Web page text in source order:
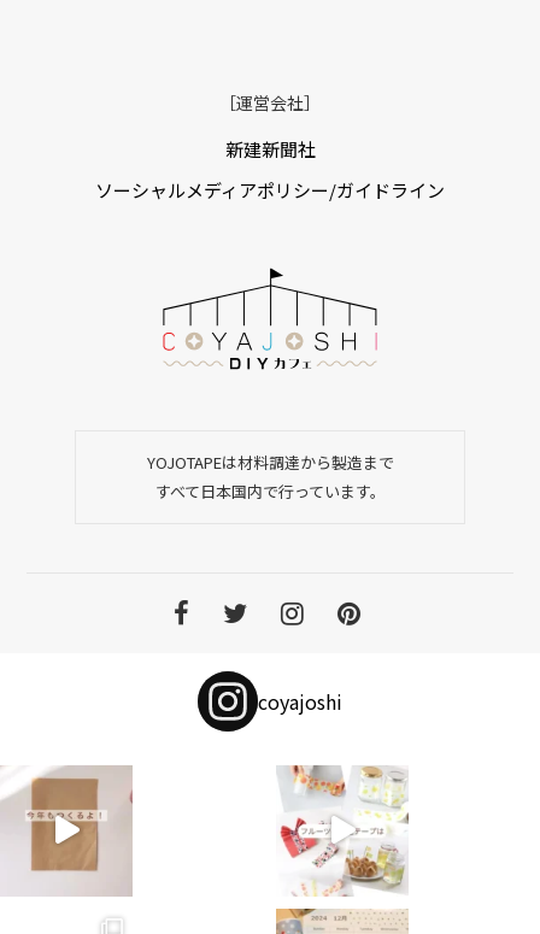
［運営会社］
新建新聞社
ソーシャルメディアポリシー/ガイドライン
YOJOTAPEは材料調達から製造まで
すべて日本国内で行っています。
coyajoshi